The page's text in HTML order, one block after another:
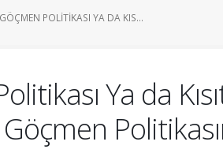
POLITIKASI YA DA KIS...
Ya da
Göçmen